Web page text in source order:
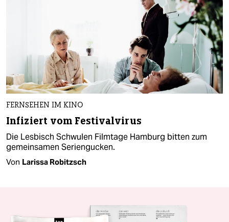
FERNSEHEN IM KINO
Infiziert vom Festivalvirus
Die Lesbisch Schwulen Filmtage Hamburg bitten zum
gemeinsamen Seriengucken.
Von Larissa Robitzsch